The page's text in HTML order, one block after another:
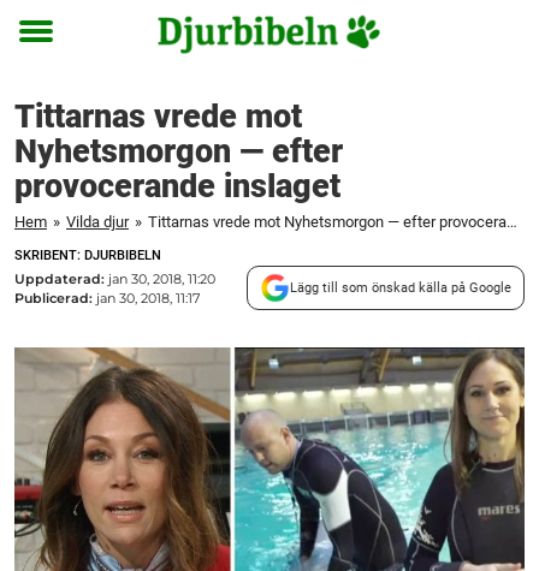
Toggle
Tittarnas vrede mot
Nyhetsmorgon — efter
provocerande inslaget
Hem » Vilda djur » Tittarnas vrede mot Nyhetsmorgon — efter provocerande inslaget
SKRIBENT: DJURBIBELN
Uppdaterad: jan 30, 2018, 11:20
Publicerad: jan 30, 2018, 11:17
Lägg till som önskad källa på Google